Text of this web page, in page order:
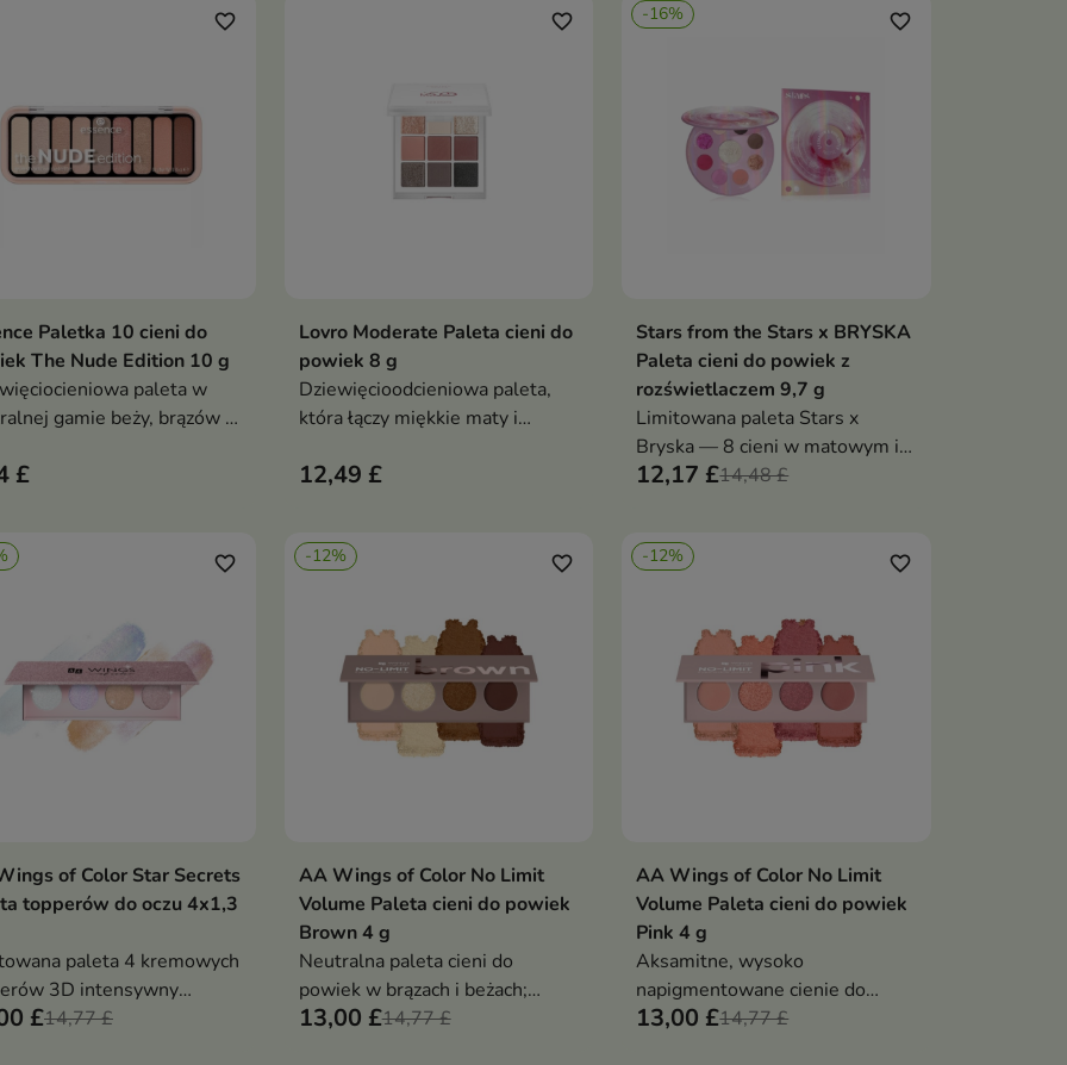
intensywny look z różanymi
Dodaj do koszyka
favorite_border
Paletka 10 cieni do
The Nude Edition 10 g
paleta w
gamie beży, brązów i
makijażu oczu.
świeży, subtelny efekt
£
Dodaj do koszyka
favorite_border
Lovro Moderate Paleta cieni do
powiek 8 g
Dziewięcioodcieniowa paleta,
która łączy miękkie maty i
ponadczasowej kolorystyce
12,49 £
-16%
Dodaj do koszyka
favorite_border
Stars from the Stars x BRYSKA
Paleta cieni do powiek z
rozświetlaczem 9,7 g
Limitowana paleta Stars x
Bryska — 8 cieni w matowym i
błyszczącym wykończeniu,
12,17 £14,48 £
Dodaj do koszyka
favorite_border
of Color Star Secrets
topperów do oczu 4x1,3
paleta 4 kremowych
3D intensywny
trwała formuła odporna
£14,77 £
-12%
Dodaj do koszyka
favorite_border
AA Wings of Color No Limit
Volume Paleta cieni do powiek
Brown 4 g
Neutralna paleta cieni do
powiek w brązach i beżach;
aksamitna, wysoko
13,00 £14,77 £
-12%
Dodaj do koszyka
favorite_border
AA Wings of Color No Limit
Volume Paleta cieni do powiek
Pink 4 g
Aksamitne, wysoko
napigmentowane cienie do
powiek w ciepłej tonacji różu
13,00 £14,77 £